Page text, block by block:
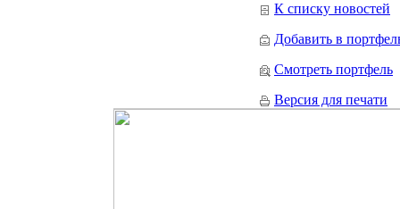
К списку новостей
Добавить в
Смотреть портфель
Версия для печати